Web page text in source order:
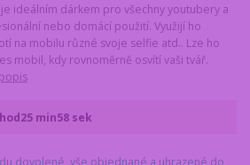
ideálním dárkem pro všechny youtubery a
nebo domácí použití. Využijí ho
na mobilu různé svoje selfie atd.. Lze ho
mobil, kdy rovnoměrně osvítí vaši tvář.
25min57sek
dovolené, vše objednané a uhrazené do